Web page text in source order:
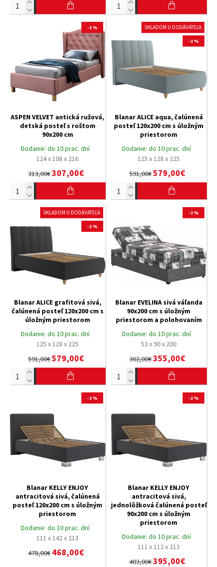
-2 %
Dodanie: do 10 prac. dní
124 x 108 x 216
ASPEN VELVET antická ružová,
detská posteľ s roštom
90x200 cm
313,00€307,00€
SKLADOM U DODÁVATEĽA
-2 %
Dodanie: do 10 prac. dní
125 x 128 x 225
Blanar ALICE aqua, čalúnená
posteľ 120x200 cm s úložným
priestorom
591,00€579,00€
SKLADOM U DODÁVATEĽA
-2 %
Dodanie: do 10 prac. dní
125 x 128 x 225
Blanar ALICE grafitová sivá,
čalúnená posteľ 120x200 cm s
úložným priestorom
591,00€579,00€
-2 %
Dodanie: do 10 prac. dní
53 x 90 x 200
Blanar EVELINA sivá váľanda
90x200 cm s úložným
priestorom a polohovaním
362,00€355,00€
-2 %
Dodanie: do 10 prac. dní
111 x 142 x 213
Blanar KELLY ENJOY
antracitová sivá, čalúnená
posteľ 120x200 cm s úložným
priestorom
478,00€ 468,00€
-2 %
Dodanie: do 10 prac. dní
111 x 112 x 213
Blanar KELLY ENJOY
antracitová sivá,
jednolôžková čalúnená posteľ
90x200 cm s úložným
priestorom
403,00€395,00€